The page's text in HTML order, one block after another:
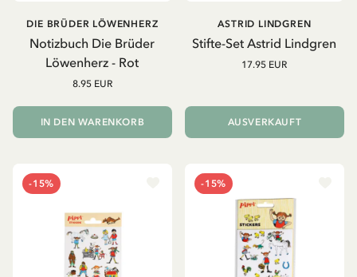
Notizbuch Die Brüder
Löwenherz - Rot
DIE BRÜDER LÖWENHERZ
8.95 EUR
IN DEN WARENKORB
Stifte-Set Astrid Lindgren
ASTRID LINDGREN
17.95 EUR
AUSVERKAUFT
-15% -15%